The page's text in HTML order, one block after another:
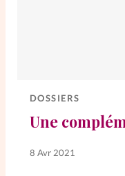
DOSSIERS
Une
8 Avr 2021